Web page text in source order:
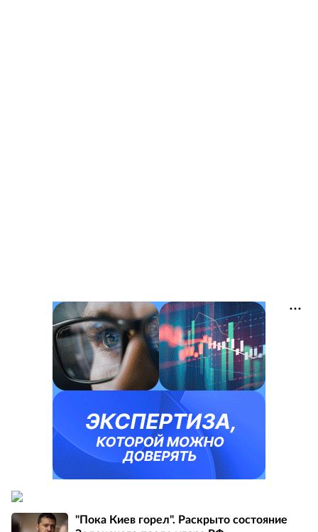
"Пока Киев горел". Раскрыто состояние